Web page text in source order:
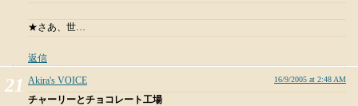
★さあ、世…
返信
Akira's VOICE
16/9/2005 at 2:48 AM
チャーリーとチョコレート工場